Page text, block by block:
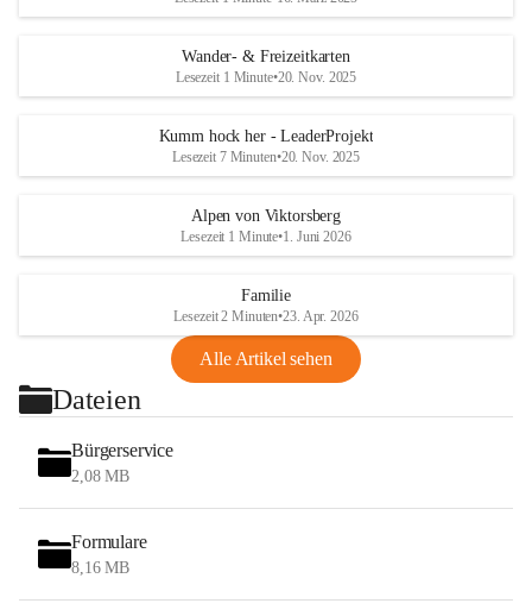
Wander- & Freizeitkarten
Lesezeit 1 Minute•20. Nov. 2025
Kumm hock her - LeaderProjekt
Lesezeit 7 Minuten•20. Nov. 2025
Alpen von Viktorsberg
Lesezeit 1 Minute•1. Juni 2026
Familie
Lesezeit 2 Minuten•23. Apr. 2026
Alle Artikel sehen
Dateien
Bürgerservice
2,08 MB
Formulare
8,16 MB